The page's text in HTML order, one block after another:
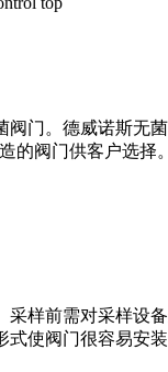
门。德威诺斯无
的阀门供客户选择。
样前需对采样设
使阀门很容易安